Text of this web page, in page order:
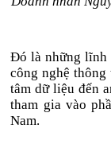
Đó là những lĩnh
công nghệ
tâm dữ liệu đến
tham gia vào
Nam.